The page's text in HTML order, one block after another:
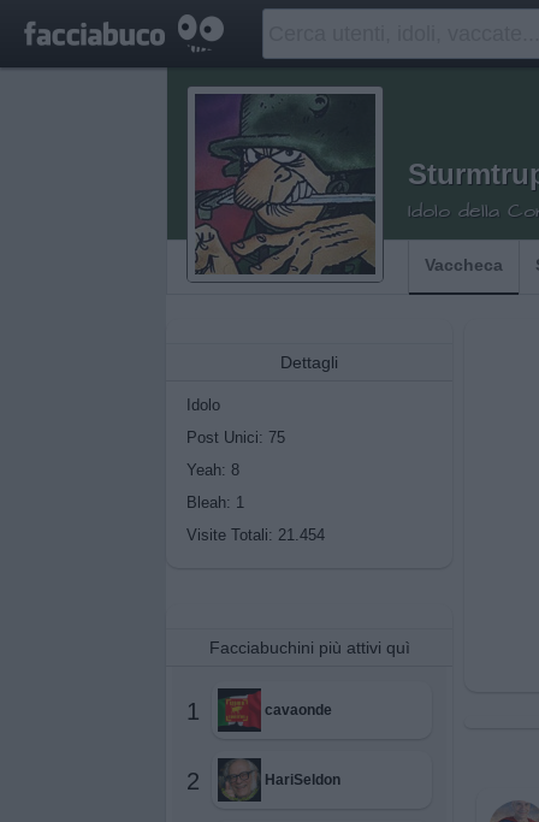
Idolo della
Vaccheca
Dettagli
Idolo
Post Unici: 75
Yeah: 8
Bleah: 1
Visite Totali: 21.454
Facciabuchini più attivi quì
1 cavaonde
2 HariSeldon